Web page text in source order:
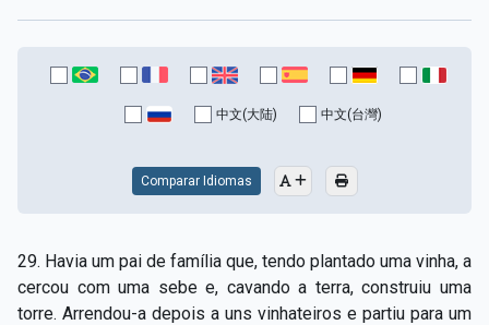
中文(大陆) 中文(台灣)
Comparar Idiomas
29. Havia um pai de família que, tendo plantado uma vinha, a
cercou com uma sebe e, cavando a terra, construiu uma
torre. Arrendou-a depois a uns vinhateiros e partiu para um